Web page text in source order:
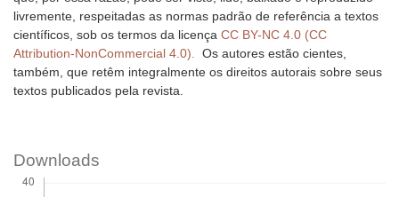
livremente, respeitadas as normas padrão de referência a textos
científicos, sob os termos da licença CC BY-NC 4.0 (CC
Attribution-NonCommercial 4.0). Os autores estão cientes,
também, que retêm integralmente os direitos autorais sobre seus
textos publicados pela revista.
Downloads